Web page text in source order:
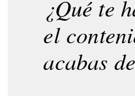
¿Qué te
el
acabas